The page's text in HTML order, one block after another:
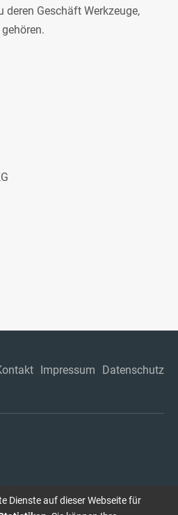
deren Geschäft Werkzeuge,
Impressum Datenschutz
Dienste auf dieser Webseite für